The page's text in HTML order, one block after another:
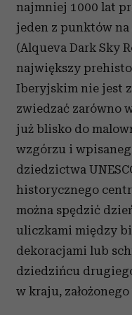
najmniej 1000 lat
jeden z punktów na
(Alqueva Dark Sky
największy
Iberyjskim nie jest
zwiedzać zarówno
już blisko do
wzgórzu i
dziedzictwa
historycznego
można spędzić
uliczkami między
dekoracjami lub
dziedzińcu
w kraju,